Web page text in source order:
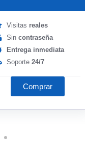
Visitas reales
Sin contraseña
Entrega inmediata
Soporte 24/7
Comprar